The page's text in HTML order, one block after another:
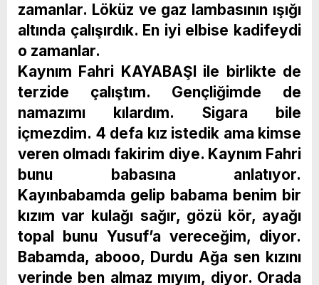
zamanlar. Löküz ve gaz lambasının ışığı
altında çalışırdık. En iyi elbise kadifeydi
o zamanlar.
Kaynım Fahri KAYABAŞI ile birlikte de
terzide çalıştım. Gençliğimde de
namazımı kılardım. Sigara bile
içmezdim. 4 defa kız istedik ama kimse
veren olmadı fakirim diye. Kaynım Fahri
bunu babasına anlatıyor.
Kayınbabamda gelip babama benim bir
kızım var kulağı sağır, gözü kör, ayağı
topal bunu Yusuf’a vereceğim, diyor.
Babamda, abooo, Durdu Ağa sen kızını
verinde ben almaz mıyım, diyor. Orada